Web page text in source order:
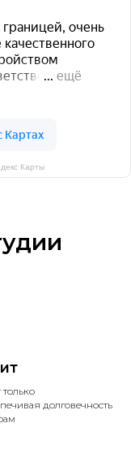
Карты
только
долговечность